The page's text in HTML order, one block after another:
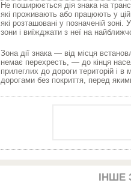
Не поширюється дія знака на
які проживають або працюють у
які розташовані у позначеній
зони і виїжджати з неї на
Зона дії знака — від місця
немає перехресть, — до кінця
прилеглих до дороги територій і
дорогами без покриття, перед
ІНШЕ